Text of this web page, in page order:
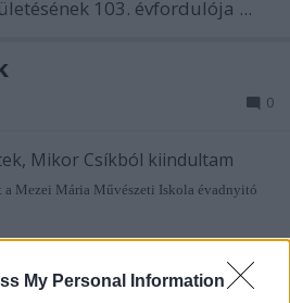
My Personal Information
103. évfordulója ...
0
Mikor Csíkból kiindultam
a Mezei Mária Művészeti Iskola évadnyitó